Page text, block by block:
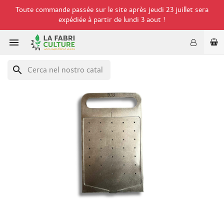
Toute commande passée sur le site après jeudi 23 juillet sera
expédiée à partir de lundi 3 aout !

search